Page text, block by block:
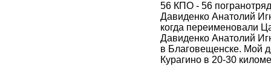
56 КПО - 56
Давиденко Анатолий
когда переименовали
Давиденко Анатолий
в Благовещенске. Мой
Курагино в 20-30